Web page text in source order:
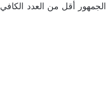
أقل من العدد الكافي